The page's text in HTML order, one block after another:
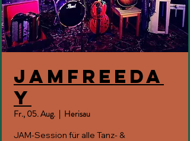
JAMfreeda
y
Fr., 05. Aug.
  |
Herisau
JAM-Session für alle Tanz- &